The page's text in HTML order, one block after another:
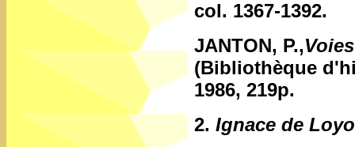
col. 1367-1392.
JANTON, P.,
(Bibliothèque
1986, 219p.
2. Ignace de